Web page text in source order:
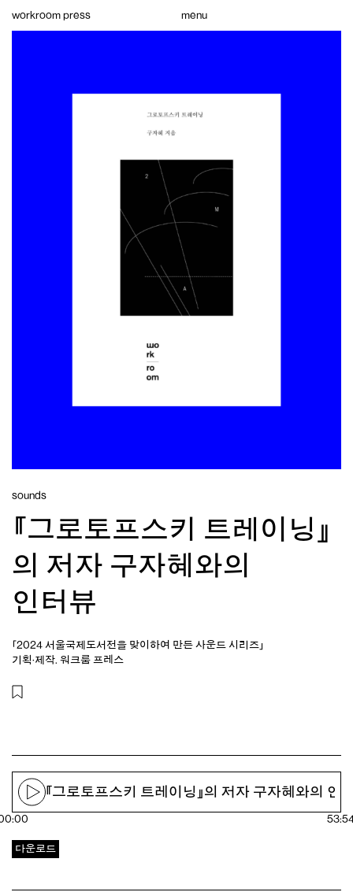
workroom press menu
sounds
『그로토프스키 트레이닝』
의 저자 구자혜와의
인터뷰
「2024 서울국제도서전을 맞이하여 만든 사운드 시리즈」
기획·제작. 워크룸 프레스
2. 『그로토프스키 트레이닝』의 저자 구자혜와의
다운로드